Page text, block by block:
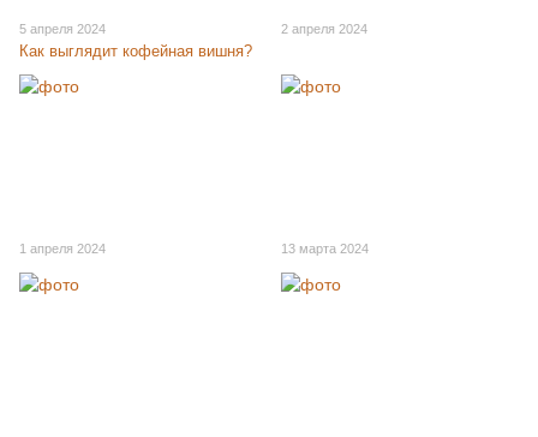
5 апреля 2024
Как выглядит кофейная вишня?
2 апреля 2024
1 апреля 2024 13 марта 2024